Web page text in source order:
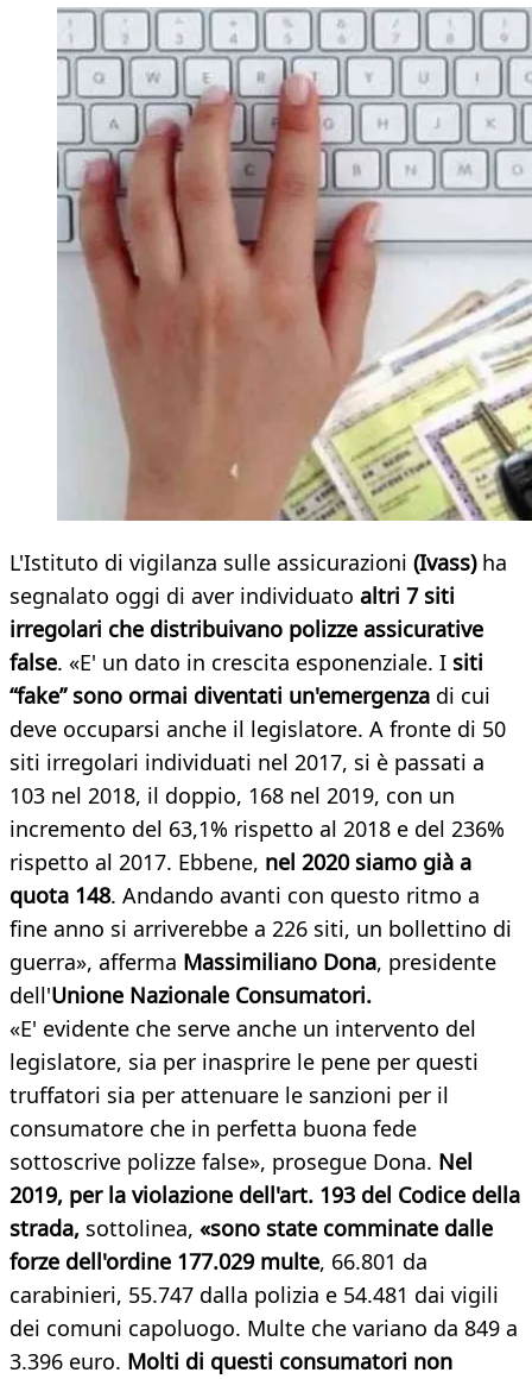
L'Istituto di vigilanza sulle assicurazioni (Ivass)ha
segnalato oggi di aver individuato altri 7 siti
irregolari che distribuivano polizze assicurative
false. «E' un dato in crescita esponenziale. I siti
“fake” sono ormai diventati un'emergenza di cui
deve occuparsi anche il legislatore. A fronte di 50
siti irregolari individuati nel 2017, si è passati a
103 nel 2018, il doppio, 168 nel 2019, con un
incremento del 63,1% rispetto al 2018 e del 236%
rispetto al 2017. Ebbene, nel 2020 siamo già a
quota 148. Andando avanti con questo ritmo a
fine anno si arriverebbe a 226 siti, un bollettino di
guerra», afferma Massimiliano Dona, presidente
dell'Unione Nazionale Consumatori.
«E' evidente che serve anche un intervento del
legislatore, sia per inasprire le pene per questi
truffatori sia per attenuare le sanzioni per il
consumatore che in perfetta buona fede
sottoscrive polizze false», prosegue Dona. Nel
2019, per la violazione dell'art. 193 del Codice della
strada, sottolinea, «sono state comminate dalle
forze dell'ordine 177.029 multe, 66.801 da
carabinieri, 55.747 dalla polizia e 54.481 dai vigili
dei comuni capoluogo. Multe che variano da 849 a
3.396 euro. Molti di questi consumatori non